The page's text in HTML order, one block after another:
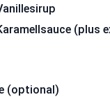
(plus
(optional)